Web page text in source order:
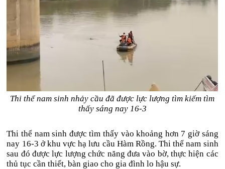
Thi thể nam sinh nhảy cầu đã được lực lượng tìm kiếm tìm
thấy sáng nay 16-3
Thi thể nam sinh được tìm thấy vào khoảng hơn 7 giờ sáng
nay 16-3 ở khu vực hạ lưu cầu Hàm Rồng. Thi thể nam sinh
sau đó được lực lượng chức năng đưa vào bờ, thực hiện các
thủ tục cần thiết, bàn giao cho gia đình lo hậu sự.